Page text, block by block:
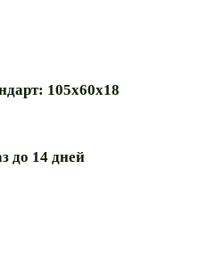
105х60х18
до 14 дней